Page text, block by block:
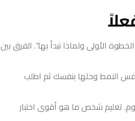
الأولى ولماذا نبدأ بها”. الفرق بين
النمط وحلها بنفسك ثم اطلب
تعليم شخص ما هو أقوى اختبار